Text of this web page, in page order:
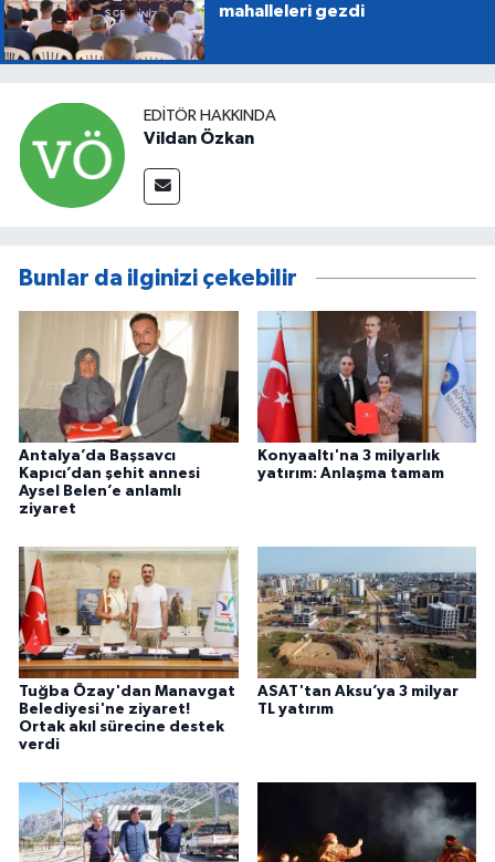
mahalleleri gezdi
EDITÖR HAKKINDA
Vildan Özkan
Bunlar da ilginizi çekebilir
Antalya’da Başsavcı
Kapıcı’dan şehit annesi
Aysel Belen’e anlamlı
ziyaret
Konyaaltı'na 3 milyarlık
yatırım: Anlaşma tamam
Tuğba Özay'dan Manavgat
Belediyesi'ne ziyaret!
Ortak akıl sürecine destek
verdi
ASAT'tan Aksu’ya 3 milyar
TL yatırım